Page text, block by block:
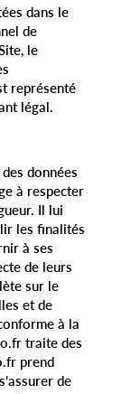
dans le
de
le
représenté
légal.
données
à respecter
Il lui
les finalités
à ses
de leurs
sur le
et de
à la
traite des
prend
de